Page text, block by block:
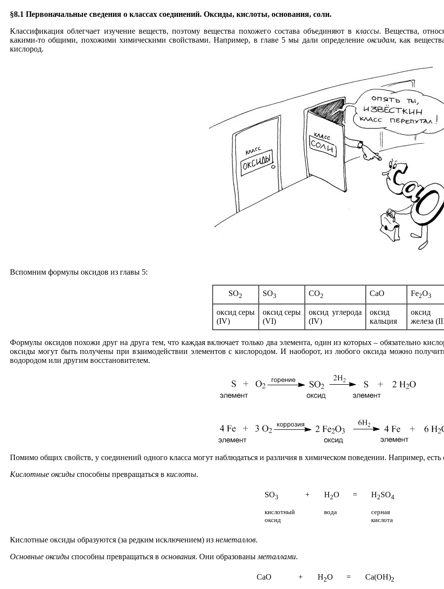
§8.1 Первоначальные сведения о классах соединений. Оксиды, кислоты, основания, соли.
Классификация облегчает изучение веществ, поэтому вещества похожего состава объединяют в классы. Вещества,
какими-то общими, похожими химическими свойствами. Например, в главе 5 мы дали определениеоксидам, как
кислород.
Вспомним формулы оксидов из главы 5:
SO2 SO3 CO2 CaO Fe2O3
оксид серы
(IV)
оксид серы
(VI)
оксид углерода
(IV)
оксид
кальция
оксид
железа
Формулы оксидов похожи друг на друга тем, что каждая включает только два элемента, один из которых– обязательно
оксиды могут быть получены при взаимодействии элементов с кислородом. И наоборот, из любого оксида можно
водородом или другим восстановителем.
Помимо общих свойств, у соединений одного класса могут наблюдаться и различия в химическом поведении. Например, есть
Кислотные оксиды способны превращаться в кислоты.
SO3 + H2O = H2SO4
кислотный
оксид
вода
серная
кислота
Кислотные оксиды образуются (за редким исключением) из неметаллов.
Основные оксиды способны превращаться в основания. Они образованы металлами.
CaO + H2O = Ca(OH)2